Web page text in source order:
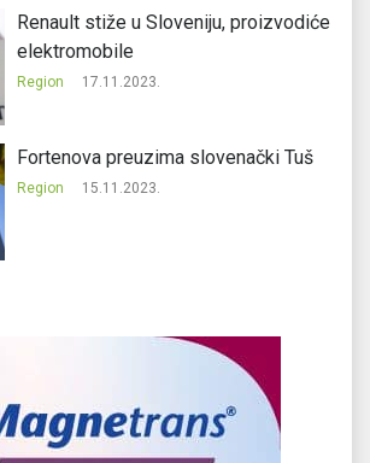
Renault stiže u Sloveniju, proizvodiće
elektromobile
Region 17.11.2023.
Fortenova preuzima slovenački Tuš
Region 15.11.2023.